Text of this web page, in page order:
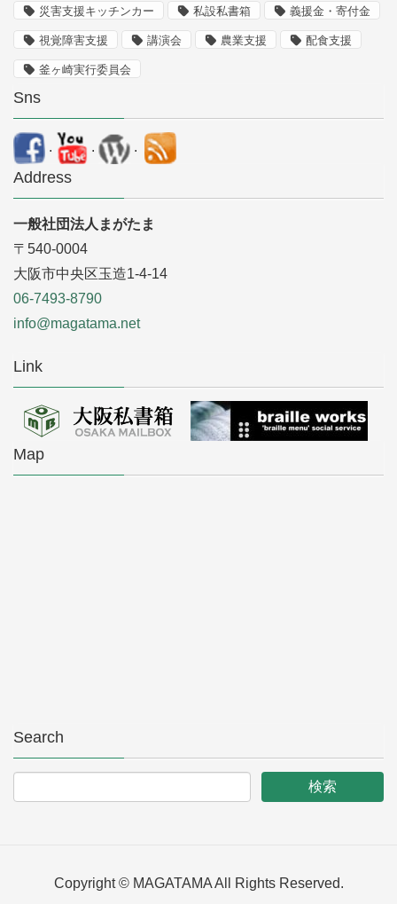
災害支援キッチンカー 私設私書箱 義援金・寄付金
視覚障害支援 講演会 農業支援 配食支援
釜ヶ崎実行委員会
Sns
. . .
Address
一般社団法人まがたま
〒540-0004
大阪市中央区玉造1-4-14
06-7493-8790
info@magatama.net
Link
Map
Search
Copyright © MAGATAMA All Rights Reserved.